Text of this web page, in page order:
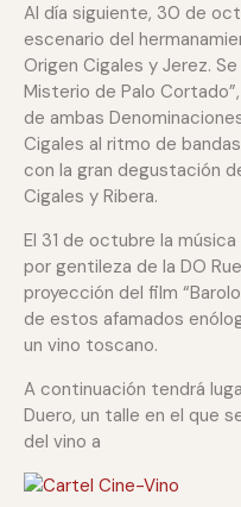
Al día siguiente, 30 de
escenario del
Origen Cigales y Jerez.
Misterio de Palo
de ambas
Cigales al ritmo de
con la gran degustación
Cigales y Ribera.
El 31 de octubre la música
por gentileza de la DO
proyección del film
de estos afamados
un vino toscano.
A continuación tendrá
Duero, un talle en el que
del vino a